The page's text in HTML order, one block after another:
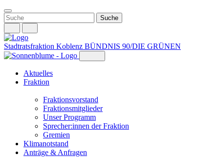
Weiter
zum
Inhalt
Stadtratsfraktion Koblenz BÜNDNIS 90/DIE GRÜNEN
Aktuelles
Fraktion
Fraktionsvorstand
Fraktionsmitglieder
Unser Programm
Sprecher:innen der Fraktion
Gremien
Klimanotstand
Anträge & Anfragen